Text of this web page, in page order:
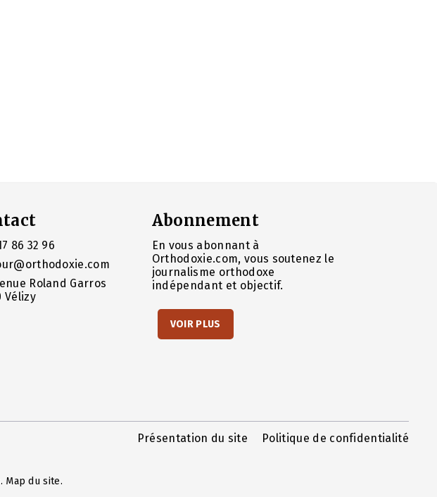
86 32 96
Roland Garros
Vélizy
Abonnement
En vous abonnant à
Orthodoxie.com, vous soutenez le
journalisme orthodoxe
indépendant et objectif.
VOIR PLUS
Présentation du site Politique de confidentialité
. Map du site.